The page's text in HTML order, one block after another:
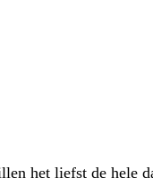
het liefst de hele